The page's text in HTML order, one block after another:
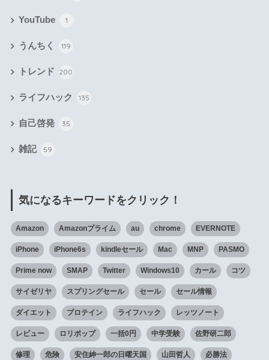
YouTube 1
うんちく 119
トレンド 200
ライフハック 135
自己啓発 35
雑記 59
気になるキーワードをクリック！
Amazon Amazonプライム au chrome EVERNOTE
iPhone iPhone6s kindleセール Mac MNP PASMO
Prime now SMAP Twitter Windows10 カール コツ
サイゼリヤ スプリングセール セール セール情報
ダイエット プロテイン ライフハック レッツノート
レビュー ロリポップ 一括0円 中学受験 佐野研二郎
修理 危険 安住紳一郎の日曜天国 山田哲人 必勝法